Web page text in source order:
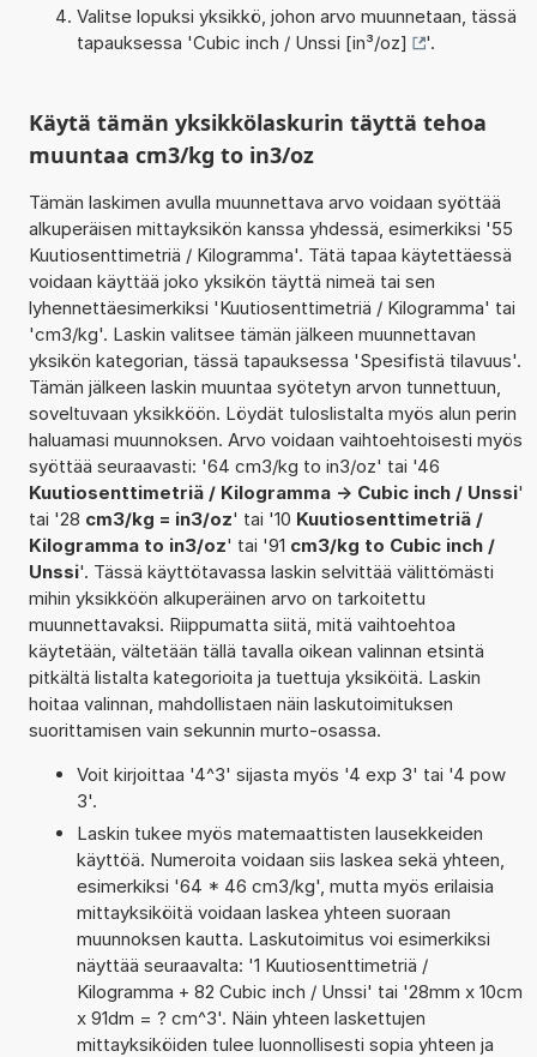
Valitse lopuksi yksikkö, johon arvo muunnetaan, tässä
tapauksessa 'Cubic inch / Unssi [in³/oz] '.
Käytä tämän yksikkölaskurin täyttä tehoa
muuntaa cm3/kg to in3/oz
Tämän laskimen avulla muunnettava arvo voidaan syöttää
alkuperäisen mittayksikön kanssa yhdessä, esimerkiksi '55
Kuutiosenttimetriä / Kilogramma'. Tätä tapaa käytettäessä
voidaan käyttää joko yksikön täyttä nimeä tai sen
lyhennettäesimerkiksi 'Kuutiosenttimetriä / Kilogramma' tai
'cm3/kg'. Laskin valitsee tämän jälkeen muunnettavan
yksikön kategorian, tässä tapauksessa 'Spesifistä tilavuus'.
Tämän jälkeen laskin muuntaa syötetyn arvon tunnettuun,
soveltuvaan yksikköön. Löydät tuloslistalta myös alun perin
haluamasi muunnoksen. Arvo voidaan vaihtoehtoisesti myös
syöttää seuraavasti: '64 cm3/kg to in3/oz' tai '46
Kuutiosenttimetriä / Kilogramma -> Cubic inch / Unssi'
tai '28 cm3/kg = in3/oz' tai '10 Kuutiosenttimetriä /
Kilogramma to in3/oz' tai '91 cm3/kg to Cubic inch /
Unssi'. Tässä käyttötavassa laskin selvittää välittömästi
mihin yksikköön alkuperäinen arvo on tarkoitettu
muunnettavaksi. Riippumatta siitä, mitä vaihtoehtoa
käytetään, vältetään tällä tavalla oikean valinnan etsintä
pitkältä listalta kategorioita ja tuettuja yksiköitä. Laskin
hoitaa valinnan, mahdollistaen näin laskutoimituksen
suorittamisen vain sekunnin murto-osassa.
Voit kirjoittaa '4^3' sijasta myös '4 exp 3' tai '4 pow
3'.
Laskin tukee myös matemaattisten lausekkeiden
käyttöä. Numeroita voidaan siis laskea sekä yhteen,
esimerkiksi '64 * 46 cm3/kg', mutta myös erilaisia
mittayksiköitä voidaan laskea yhteen suoraan
muunnoksen kautta. Laskutoimitus voi esimerkiksi
näyttää seuraavalta: '1 Kuutiosenttimetriä /
Kilogramma + 82 Cubic inch / Unssi' tai '28mm x 10cm
x 91dm = ? cm^3'. Näin yhteen laskettujen
mittayksiköiden tulee luonnollisesti sopia yhteen ja